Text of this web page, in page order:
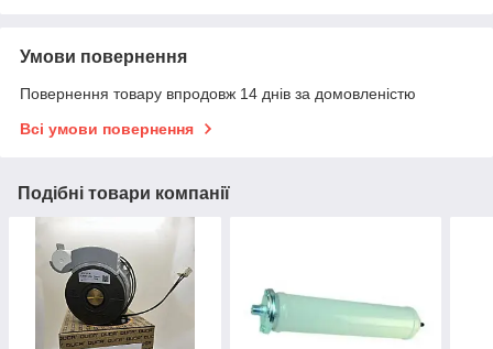
Умови повернення
Повернення товару впродовж 14 днів за домовленістю
Всі умови повернення
Подібні товари компанії